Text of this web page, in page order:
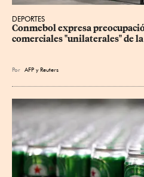
DEPORTES
Conmebol expresa
comerciales "unilaterales" de
Por AFP yReuters